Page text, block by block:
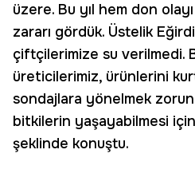
üzere. Bu yıl hem don
zararı gördük. Üstelik
çiftçilerimize su verilmedi.
üreticilerimiz, ürünlerini
sondajlara yönelmek
bitkilerin yaşayabilmesi
şeklinde konuştu.